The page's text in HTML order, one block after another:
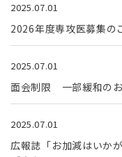
2025.07.01
2026年度専攻医募集の
2025.07.01
面会制限 一部緩和の
2025.07.01
広報誌「お加減はいか